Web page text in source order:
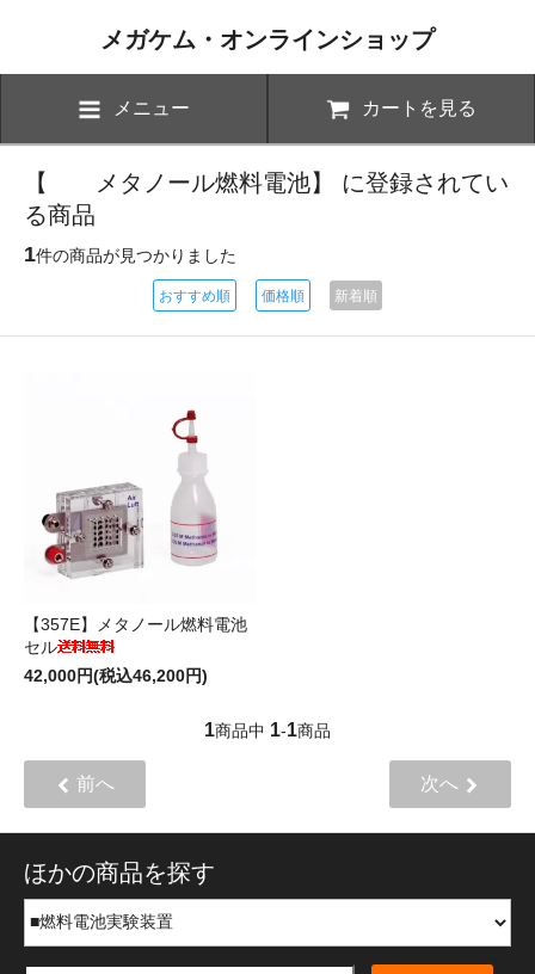
メガケム・オンラインショップ
メニュー カートを見る
【 メタノール燃料電池】 に登録されてい
る商品
1件の商品が見つかりました
おすすめ順 価格順 新着順
【357E】メタノール燃料電池
セル
42,000円(税込46,200円)
1商品中 1-1商品
前へ 次へ
ほかの商品を探す